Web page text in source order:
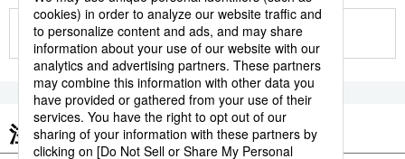
もっと見る
注目のキーワード